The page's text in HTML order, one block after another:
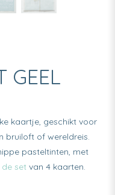
GEEL
kaartje, geschikt voor
bruiloft of wereldreis.
pasteltinten, met
de set van 4 kaarten.